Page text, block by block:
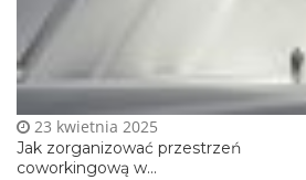
Jak zorganizować przestrzeń
coworkingową w...
23 kwietnia 2025